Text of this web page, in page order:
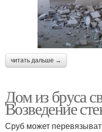
читать дальше →
Дом из бруса
Возведение
Сруб может